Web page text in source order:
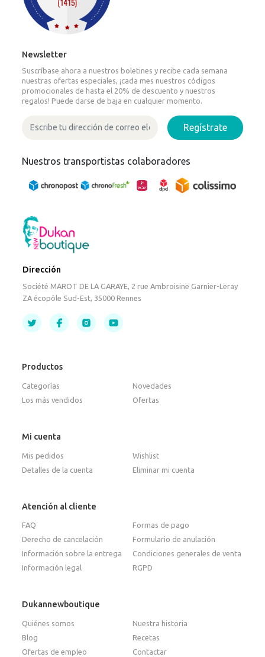
Newsletter
Suscríbase ahora a nuestros boletines y recibe cada semana
nuestras ofertas especiales, ¡cada mes nuestros códigos
promocionales de hasta el 20% de descuento y nuestros
regalos! Puede darse de baja en cualquier momento.
Regístrate
Nuestros transportistas colaboradores
Dirección
Société MAROT DE LA GARAYE, 2 rue Ambroisine Garnier-Leray
ZA écopôle Sud-Est, 35000 Rennes
Productos
Categorías
Novedades
Los más vendidos
Ofertas
Mi cuenta
Mis pedidos
Wishlist
Detalles de la cuenta
Eliminar mi cuenta
Atención al cliente
FAQ
Formas de pago
Derecho de cancelación
Formulario de anulación
Información sobre la entrega
Condiciones generales de venta
Información legal
RGPD
Dukannewboutique
Quiénes somos
Nuestra historia
Blog
Recetas
Ofertas de empleo
Contactar